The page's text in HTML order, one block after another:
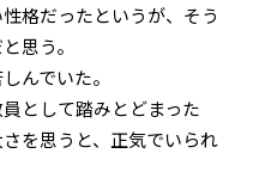
格だったというが、そう
思う。
んでいた。
として踏みとどまった
を思うと、正気でいられ